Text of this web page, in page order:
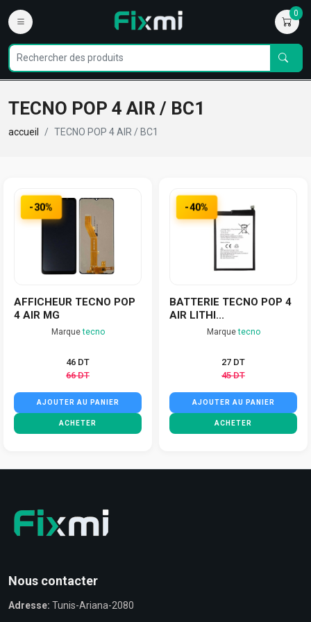
0
TECNO POP 4 AIR / BC1
accueil TECNO POP 4 AIR / BC1
-30%
AFFICHEUR TECNO POP
4 AIR MG
Marquetecno
46 DT
66 DT
AJOUTER AU PANIER
ACHETER
-40%
BATTERIE TECNO POP 4
AIR LITHI...
Marquetecno
27 DT
45 DT
AJOUTER AU PANIER
ACHETER
Nous contacter
Adresse: Tunis-Ariana-2080